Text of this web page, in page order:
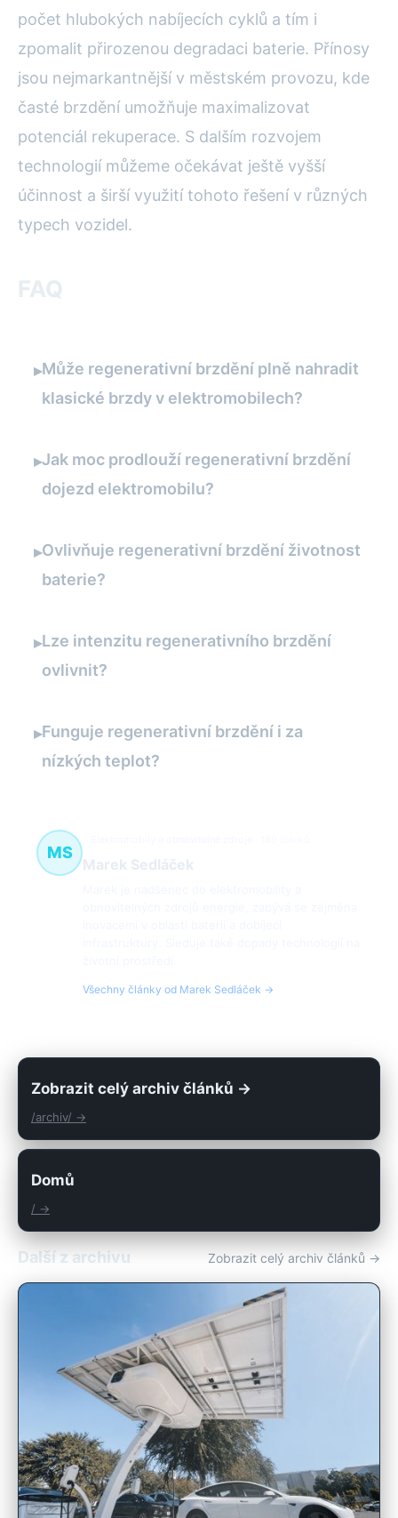
počet hlubokých nabíjecích cyklů a tím i
zpomalit přirozenou degradaci baterie. Přínosy
jsou nejmarkantnější v městském provozu, kde
časté brzdění umožňuje maximalizovat
potenciál rekuperace. S dalším rozvojem
technologií můžeme očekávat ještě vyšší
účinnost a širší využití tohoto řešení v různých
typech vozidel.
FAQ
▸Může regenerativní brzdění plně nahradit
klasické brzdy v elektromobilech?
▸Jak moc prodlouží regenerativní brzdění
dojezd elektromobilu?
▸Ovlivňuje regenerativní brzdění životnost
baterie?
▸Lze intenzitu regenerativního brzdění
ovlivnit?
▸Funguje regenerativní brzdění i za
nízkých teplot?
MS
Marek Sedláček
Všechny články od Marek Sedláček →
Zobrazit celý archiv článků →
/archiv/ →
Domů
/ →
Další z archivu Zobrazit celý archiv článků →